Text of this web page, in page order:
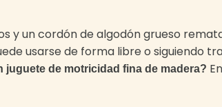
y un cordón de algodón grueso
usarse de forma libre o siguiendo
juguete de motricidad fina de madera?